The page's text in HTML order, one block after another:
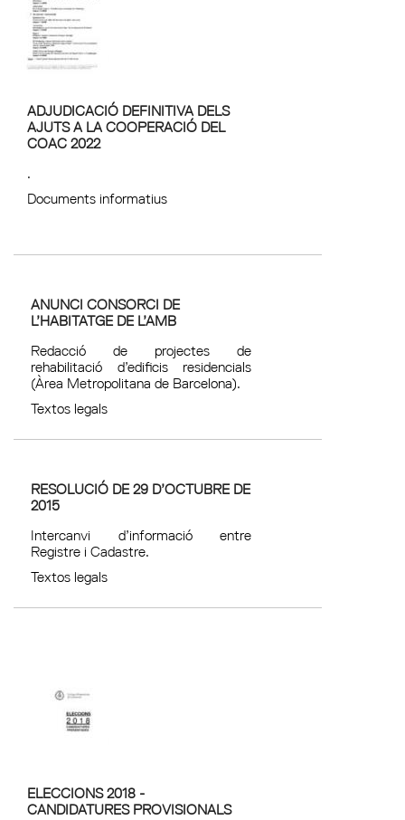
ADJUDICACIÓ DEFINITIVA DELS
AJUTS A LA COOPERACIÓ DEL
COAC 2022
.
Documents informatius
ANUNCI CONSORCI DE
L’HABITATGE DE L’AMB
Redacció de projectes de
rehabilitació d’edificis residencials
(Àrea Metropolitana de Barcelona).
Textos legals
RESOLUCIÓ DE 29 D’OCTUBRE DE
2015
Intercanvi d’informació entre
Registre i Cadastre.
Textos legals
ELECCIONS 2018 -
CANDIDATURES PROVISIONALS